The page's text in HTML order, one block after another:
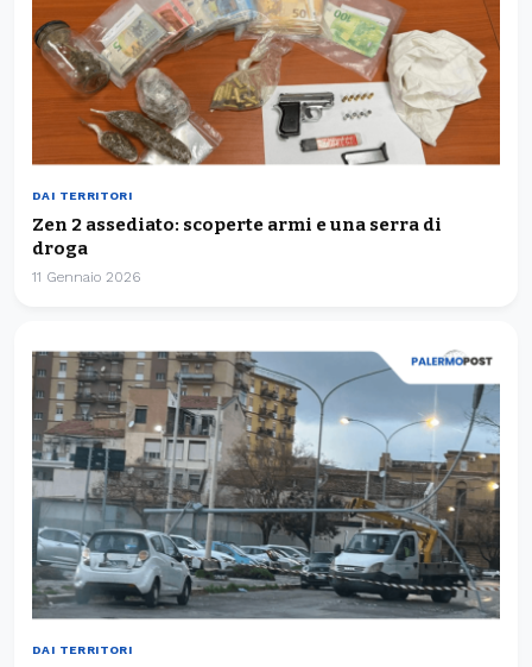
DAI TERRITORI
Zen 2 assediato: scoperte armi e una serra di
droga
11 Gennaio 2026
DAI TERRITORI